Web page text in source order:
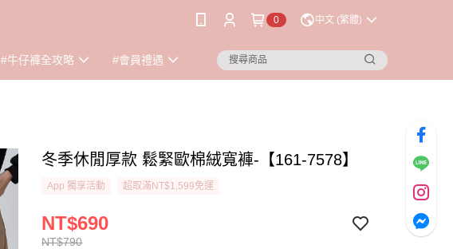
0 中文 (繁體)
#牛仔褲全攻略 #會員禮遇
冬季休閒厚款 鬆緊歐棉絨寬褲-【161-7578】
App 獨享活動 超取滿NT$1,599免運
NT$790
NT$690